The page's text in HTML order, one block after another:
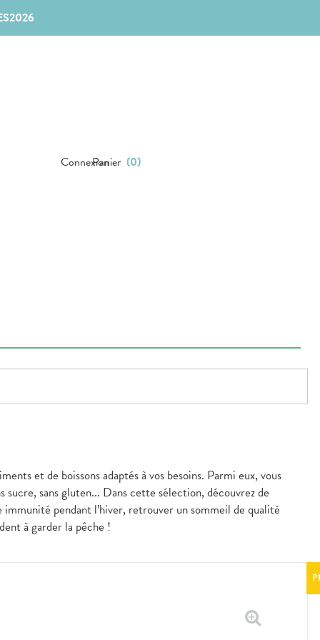
Connexion
Panier (0)
et de boissons adaptés à vos besoins. Parmi eux, vous
sans gluten... Dans cette sélection, découvrez de
pendant l’hiver, retrouver un sommeil de qualité
à garder la pêche !